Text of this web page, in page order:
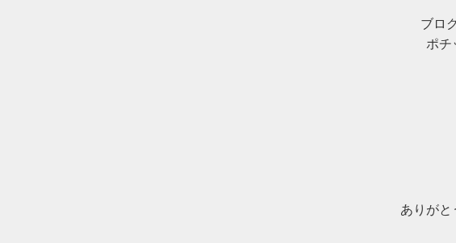
ブロ
ポチ
ありが